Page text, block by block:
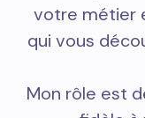
votre métier
qui vous
Mon rôle est